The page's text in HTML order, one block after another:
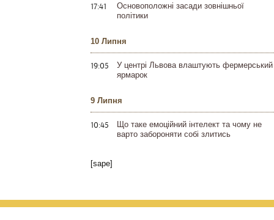
17:41
Основоположні засади зовнішньої
політики
10 Липня
19:05
У центрі Львова влаштують фермерський
ярмарок
9 Липня
10:45
Що таке емоційний інтелект та чому не
варто забороняти собі злитись
[sape]